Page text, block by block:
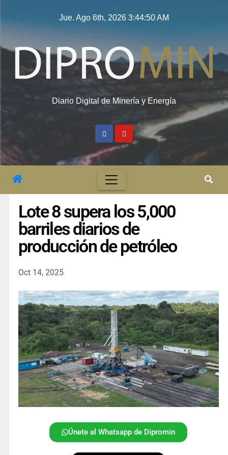
Jue. Ago 6th, 2026 3:44:51 AM
Diario Digital de Minería y Energía
Lote 8 supera los 5,000
barriles diarios de
producción de petróleo
Oct 14, 2025
Únete al Whatsapp de Dipromin